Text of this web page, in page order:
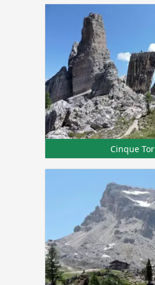
Cinque